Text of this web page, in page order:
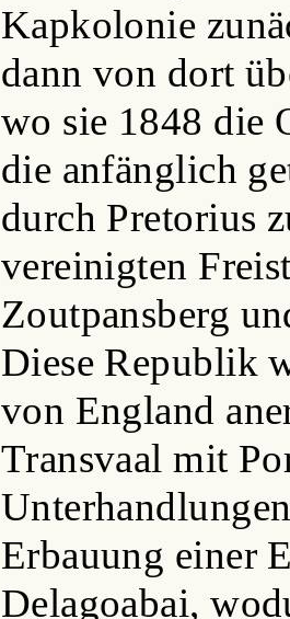
Kapkolonie
dann von dort
wo sie 1848 die
die anfänglich
durch Pretorius
vereinigten
Zoutpansberg
Diese Republik
von England
Transvaal mit
Erbauung einer
Delagoabai,